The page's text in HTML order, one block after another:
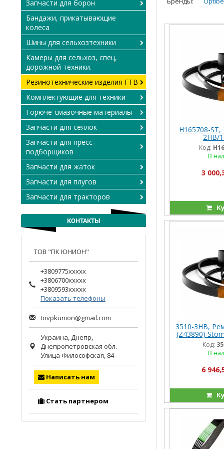
грузовикам.
H165708-
2HB/
(84057392/
Код:
В
3
3510-3HB,
(Z43890)
Код:
В
6
Запчасти для борон
Бандажи, прикатывающие
колеса
Шины для сельхозтехники
Камеры для сельхоз, спец,
дорожной техники.
Резинотехнические изделия ГТВ
Комплектующие для техники
Горюче-смазочные материалы
Запчасти для сеялок
Запчасти для пресс-
подборщиков
Запчасти для жаток
Запчасти для плугов
Запчасти для тракторов
КОНТАКТЫ
ТОВ "ПК ЮНИОН"
+3809775xxxxx
+3806700xxxxx
+3809593xxxxx
Показать телефоны
tovpkunion@gmail.com
Украина,Днепр,
Днепропетровская обл.
Улица Философская, 84
Написать нам
Стать партнером